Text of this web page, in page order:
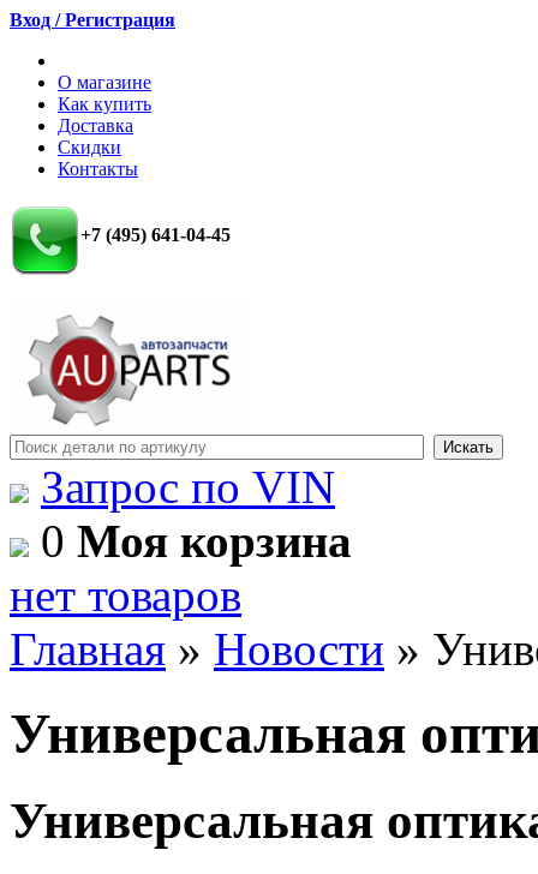
Вход / Регистрация
О магазине
Как купить
Доставка
Скидки
Контакты
+7 (495) 641-04-45
Запрос по VIN
0 Моя корзина
нет товаров
Главная » Новости »
Универсальная
Универсальная